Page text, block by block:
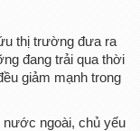
thị trường đưa ra
đang trải qua thời
giảm mạnh trong
nước ngoài, chủ yếu